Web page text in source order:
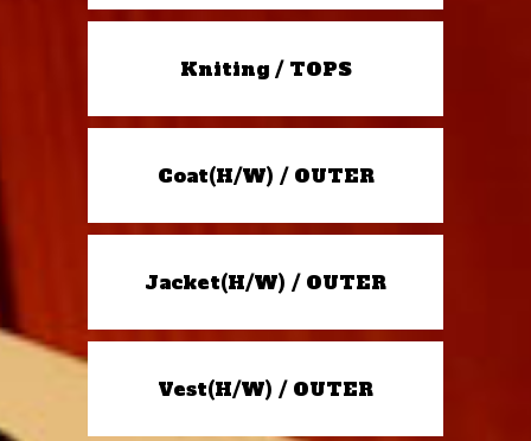
Kniting / TOPS
Coat(H/W) / OUTER
Jacket(H/W) / OUTER
Vest(H/W) / OUTER